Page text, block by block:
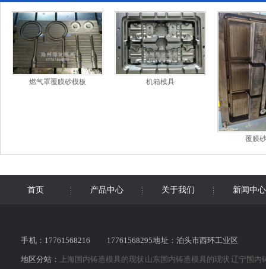
燃气罩覆膜砂模板 机箱模具
覆膜
首页 产品中心 关于我们 新闻中心
手 机：17761568216 17761568295地 址：泊头市西环工业区
地区分站： 上海国内铸造模具的现状 山东国内铸造模具的现状 辽宁国内